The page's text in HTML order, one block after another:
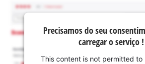
Precisamos do seu
carregar o serviço !
This content is not permitted to